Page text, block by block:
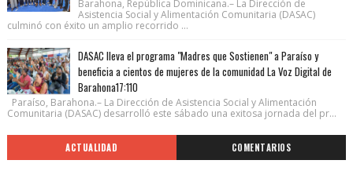
Barahona, República Dominicana.– La Dirección de
Asistencia Social y Alimentación Comunitaria (DASAC)
culminó con éxito un amplio recorrido ...
DASAC lleva el programa "Madres que Sostienen" a Paraíso y
beneficia a cientos de mujeres de la comunidad La Voz Digital de
Barahona17:110
Paraíso, Barahona.– La Dirección de Asistencia Social y Alimentación
Comunitaria (DASAC) desarrolló este sábado una exitosa jornada del pr...
ACTUALIDAD COMENTARIOS